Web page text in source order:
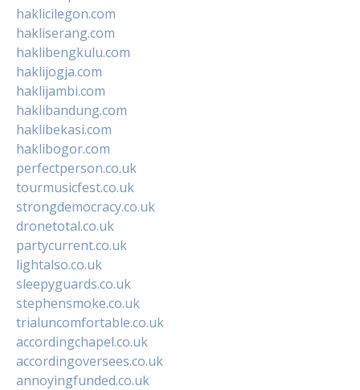
haklicilegon.com
hakliserang.com
haklibengkulu.com
haklijogja.com
haklijambi.com
haklibandung.com
haklibekasi.com
haklibogor.com
perfectperson.co.uk
tourmusicfest.co.uk
strongdemocracy.co.uk
dronetotal.co.uk
partycurrent.co.uk
lightalso.co.uk
sleepyguards.co.uk
stephensmoke.co.uk
trialuncomfortable.co.uk
accordingchapel.co.uk
accordingoversees.co.uk
annoyingfunded.co.uk